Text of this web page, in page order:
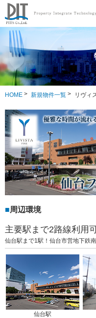
HOME 新規物件一覧 リヴィ
周辺環境
主要駅まで2路線利用
仙台駅まで1駅！仙台市営地下鉄
仙台駅